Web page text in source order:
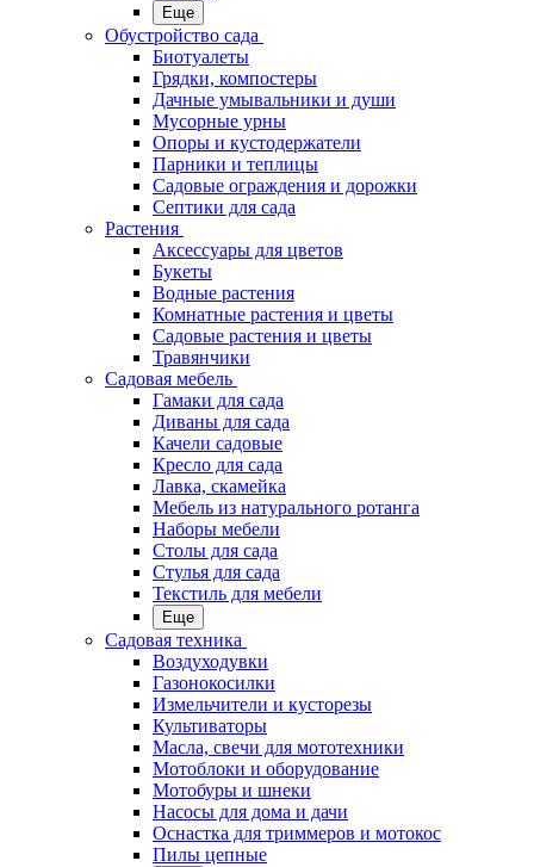
Еще
Обустройство сада
Биотуалеты
Грядки, компостеры
Дачные умывальники и души
Мусорные урны
Опоры и кустодержатели
Парники и теплицы
Садовые ограждения и дорожки
Септики для сада
Растения
Аксессуары для цветов
Букеты
Водные растения
Комнатные растения и цветы
Садовые растения и цветы
Травянчики
Садовая мебель
Гамаки для сада
Диваны для сада
Качели садовые
Кресло для сада
Лавка, скамейка
Мебель из натурального ротанга
Наборы мебели
Столы для сада
Стулья для сада
Текстиль для мебели
Еще
Садовая техника
Воздуходувки
Газонокосилки
Измельчители и кусторезы
Культиваторы
Масла, свечи для мототехники
Мотоблоки и оборудование
Мотобуры и шнеки
Насосы для дома и дачи
Оснастка для триммеров и мотокос
Пилы цепные